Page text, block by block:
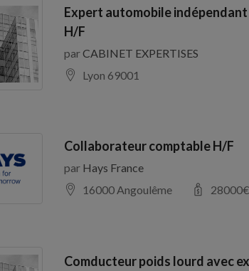
Expert automobile
H/F
parCABINET EXPERTISES
Lyon 69001
Collaborateur comptable H/F
par Hays France
16000 Angoulême
28000
Comducteur poids lourd avec